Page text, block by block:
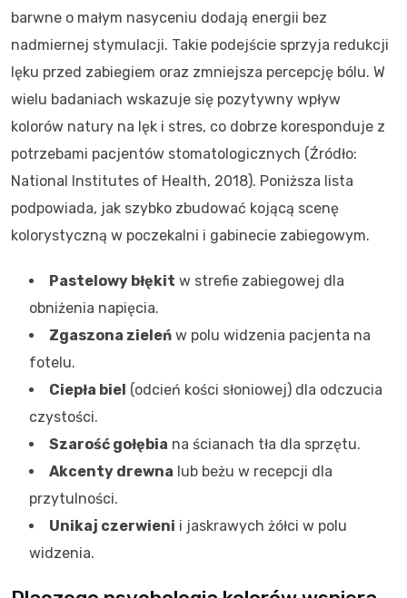
barwne o małym nasyceniu dodają energii bez
nadmiernej stymulacji. Takie podejście sprzyja redukcji
lęku przed zabiegiem oraz zmniejsza percepcję bólu. W
wielu badaniach wskazuje się pozytywny wpływ
kolorów natury na lęk i stres, co dobrze koresponduje z
potrzebami pacjentów stomatologicznych (Źródło:
National Institutes of Health, 2018). Poniższa lista
podpowiada, jak szybko zbudować kojącą scenę
kolorystyczną w poczekalni i gabinecie zabiegowym.
Pastelowy błękit w strefie zabiegowej dla
obniżenia napięcia.
Zgaszona zieleń w polu widzenia pacjenta na
fotelu.
Ciepła biel (odcień kości słoniowej) dla odczucia
czystości.
Szarość gołębia na ścianach tła dla sprzętu.
Akcenty drewna lub beżu w recepcji dla
przytulności.
Unikaj czerwieni i jaskrawych żółci w polu
widzenia.